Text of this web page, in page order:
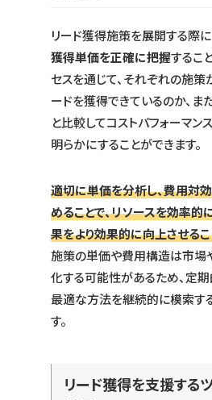
リード獲得施策を展開する際に
獲得単価を正確に把握するこ
セスを通じて、それぞれの施
ードを獲得できているのか、
と比較してコストパフォーマン
明らかにすることができます。
適切に単価を分析し、費用対
めることで、リソースを効率的
果をより効果的に向上させる
施策の単価や費用構造は市場
化する可能性があるため、定期
最適な方法を継続的に模索す
す。
リード獲得を支援する